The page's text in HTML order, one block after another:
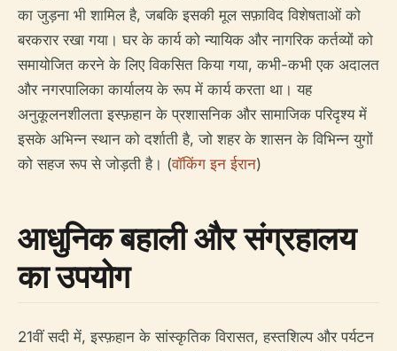
का जुड़ना भी शामिल है, जबकि इसकी मूल सफ़ाविद विशेषताओं को
बरकरार रखा गया। घर के कार्य को न्यायिक और नागरिक कर्तव्यों को
समायोजित करने के लिए विकसित किया गया, कभी-कभी एक अदालत
और नगरपालिका कार्यालय के रूप में कार्य करता था। यह
अनुकूलनशीलता इस्फ़हान के प्रशासनिक और सामाजिक परिदृश्य में
इसके अभिन्न स्थान को दर्शाती है, जो शहर के शासन के विभिन्न युगों
को सहज रूप से जोड़ती है। (वॉकिंग इन ईरान)
आधुनिक बहाली और संग्रहालय
का उपयोग
21वीं सदी में, इस्फ़हान के सांस्कृतिक विरासत, हस्तशिल्प और पर्यटन